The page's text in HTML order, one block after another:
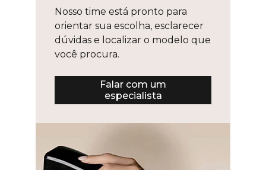
Nosso time está pronto para
orientar sua escolha, esclarecer
dúvidas e localizar o modelo que
você procura.
Falar com um
especialista